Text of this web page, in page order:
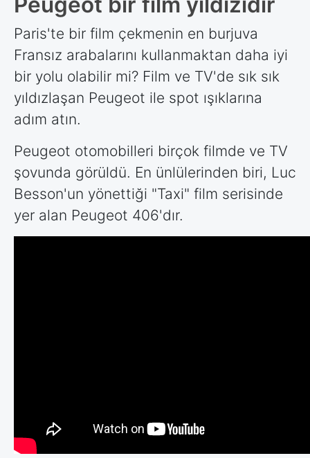
Paris'te bir film çekmenin en burjuva
Fransız arabalarını kullanmaktan daha iyi
bir yolu olabilir mi? Film ve TV'de sık sık
yıldızlaşan Peugeot ile spot ışıklarına
adım atın.
Peugeot otomobilleri birçok filmde ve TV
şovunda görüldü. En ünlülerinden biri, Luc
Besson'un yönettiği "Taxi" film serisinde
yer alan Peugeot 406'dır.